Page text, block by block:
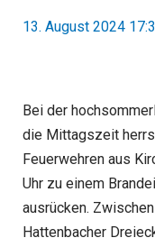
13. August 2024
Bei der
die Mittagszeit
Feuerwehren aus
Uhr zu einem
ausrücken.
Hattenbacher